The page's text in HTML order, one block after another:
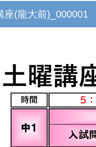
座(龍大前)_000001
2560
Next →